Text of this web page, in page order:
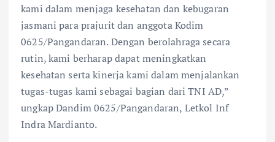
kami dalam menjaga kesehatan dan kebugaran
jasmani para prajurit dan anggota Kodim
0625/Pangandaran. Dengan berolahraga secara
rutin, kami berharap dapat meningkatkan
kesehatan serta kinerja kami dalam menjalankan
tugas-tugas kami sebagai bagian dari TNI AD,”
ungkap Dandim 0625/Pangandaran, Letkol Inf
Indra Mardianto.